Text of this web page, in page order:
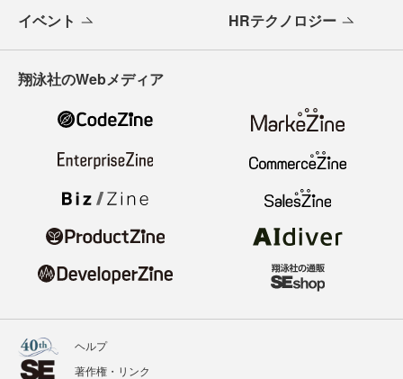
イベント HRテクノロジー
翔泳社のWebメディア
ヘルプ
著作権・リンク